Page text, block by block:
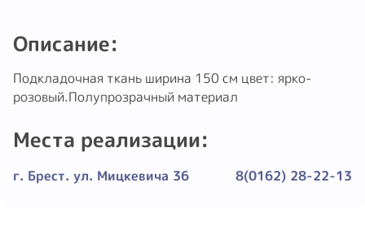
Описание:
Подкладочная ткань ширина 150 см цвет: ярко-
розовый.Полупрозрачный материал
Места реализации:
г. Брест. ул. Мицкевича 36 8(0162) 28-22-13